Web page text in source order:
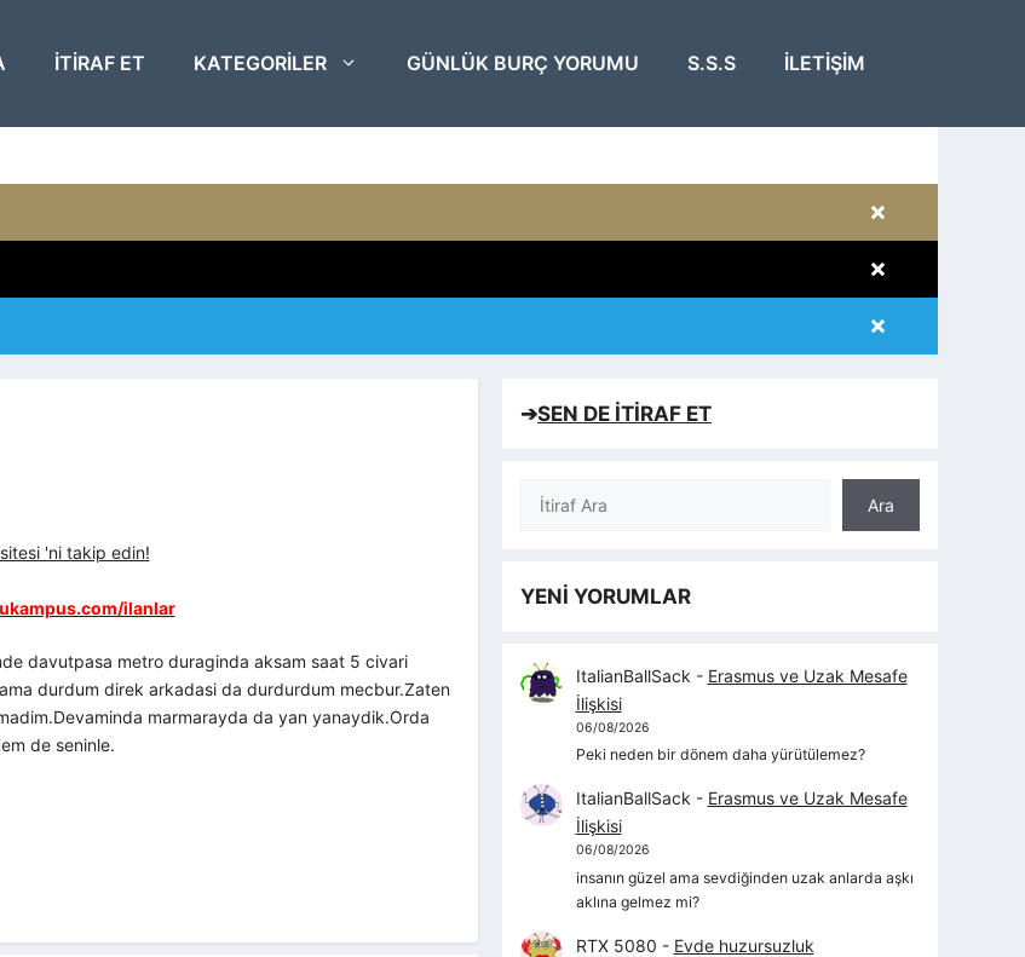
ITIRAF ET KATEGORILER GÜNLÜK BURÇ YORUMU S.S.S İLETIŞIM
×
×
×
'ni takip edin!
ilanlar
davutpasa metro duraginda aksam saat 5 civari
durdum direk arkadasi da durdurdum mecbur.Zaten
marmarayda da yan yanaydik.Orda
de seninle.
➔SEN DE İTİRAF ET
Ara
Ara
YENİ YORUMLAR
ItalianBallSack - Erasmus ve Uzak Mesafe
İlişkisi
06/08/2026
Peki neden bir dönem daha yürütülemez?
ItalianBallSack - Erasmus ve Uzak Mesafe
İlişkisi
06/08/2026
insanın güzel ama sevdiğinden uzak anlarda aşkı
aklına gelmez mi?
RTX 5080 - Evde huzursuzluk